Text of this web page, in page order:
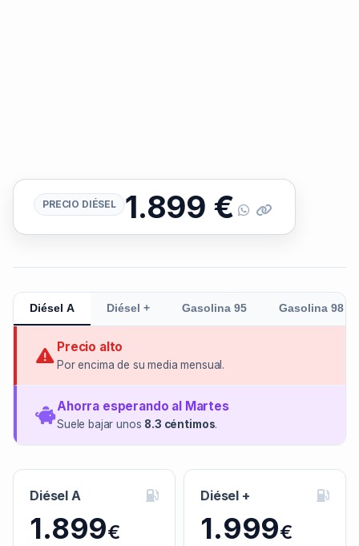
PRECIO DIÉSEL 1.899 €
Diésel A Diésel + Gasolina 95 Gasolina 98
Precio alto
Por encima de su media mensual.
Ahorra esperando al Martes
Suele bajar unos 8.3 céntimos.
Diésel A
1.899€
Diésel +
1.999€